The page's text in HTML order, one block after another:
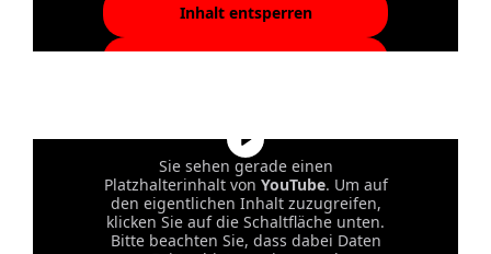
Inhalt entsperren
Sie sehen gerade einen
Platzhalterinhalt von YouTube. Um auf
den eigentlichen Inhalt zuzugreifen,
klicken Sie auf die Schaltfläche unten.
Bitte beachten Sie, dass dabei Daten